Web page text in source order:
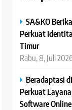
SA&KO
Perkuat
Timur
Rabu, 8, Juli
Beradaptasi
Perkuat
Software Online